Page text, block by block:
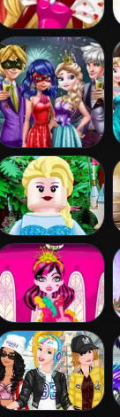
Barbie's
Valentine's
Patchwork
Dress
Couples New
Year Party
Lego Princesses
Draculaura
Princess Dress
Up